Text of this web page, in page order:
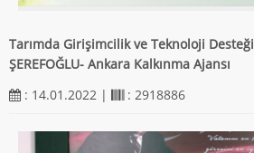
Tarımda Girişimcilik ve Teknoloji
ŞEREFOĞLU- Ankara Kalkınma Ajansı
: 14.01.2022 |
: 2918886